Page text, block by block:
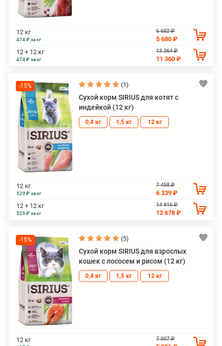
12 кг
474 ₽ за кг
6 682 ₽
5 680 ₽
12 + 12 кг
474 ₽ за кг
13 364 ₽
11 360 ₽
-15% (1)
Сухой корм SIRIUS для котят с
индейкой (12 кг)
0,4 кг 1,5 кг 12 кг
12 кг
529 ₽ за кг
7 458 ₽
6 339 ₽
12 + 12 кг
529 ₽ за кг
14 916 ₽
12 678 ₽
-15% (5)
Сухой корм SIRIUS для взрослых
кошек с лососем и рисом (12 кг)
0,4 кг 1,5 кг 12 кг
12 кг 7 007 ₽